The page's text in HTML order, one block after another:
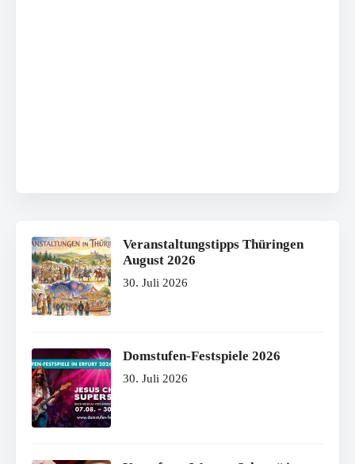
Veranstaltungstipps Thüringen
August 2026
30. Juli 2026
Domstufen-Festspiele 2026
30. Juli 2026